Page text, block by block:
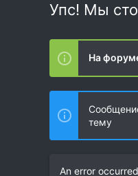
Упс! Мы
На
тему
An error